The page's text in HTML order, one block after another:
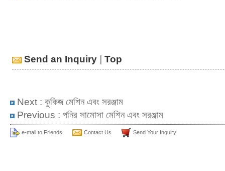
Send an Inquiry | Top
Next : কুকিজ মেশিন এবং সরঞ্জাম
Previous : পনির সামোসা মেশিন এবং সরঞ্জাম
e-mail to Friends Contact Us Send Your Inquiry